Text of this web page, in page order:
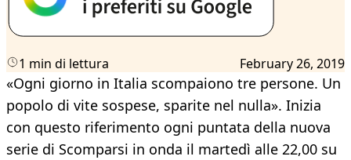
1 min di lettura February 26, 2019
«Ogni giorno in Italia scompaiono tre persone. Un
popolo di vite sospese, sparite nel nulla». Inizia
con questo riferimento ogni puntata della nuova
serie di Scomparsi in onda il martedì alle 22,00 su